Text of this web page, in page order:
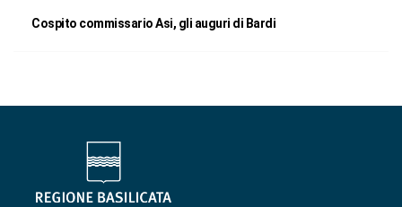
Cospito commissario Asi, gli auguri di Bardi